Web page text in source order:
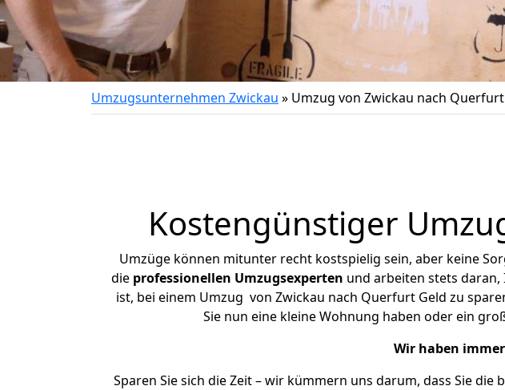
Umzugsunternehmen Zwickau » Umzug von Zwickau nach Querfurt
Kostengünstiger
Umzüge können mitunter recht kostspielig sein, aber keine
die professionellen Umzugsexperten und arbeiten stets daran,
ist, bei einem Umzug von Zwickau nach Querfurt Geld zu
Sie nun eine kleine Wohnung haben oder ein
Wir haben
Sparen Sie sich die Zeit – wir kümmern uns darum, dass Sie die